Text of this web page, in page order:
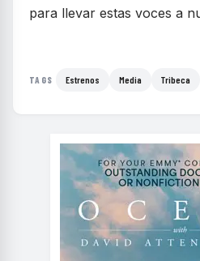
para llevar estas voces a
TAGS Estrenos Media Tribeca